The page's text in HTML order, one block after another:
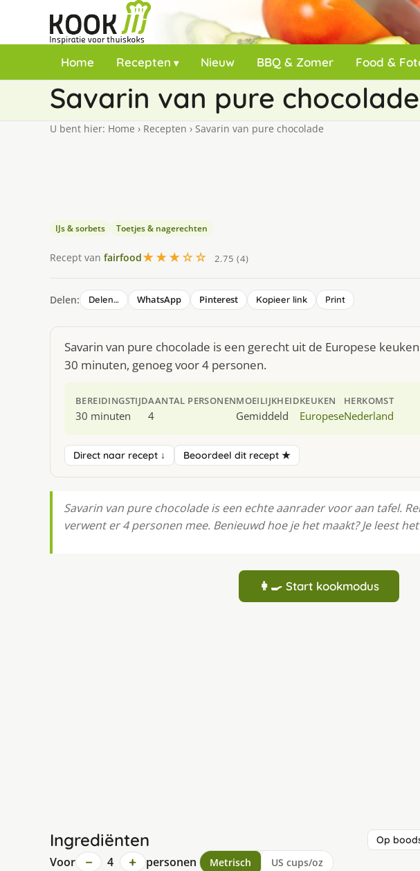
Home Recepten Nieuw BBQ & Zomer Food &
Savarin van pure chocolade
U bent hier: Home › Recepten › Savarin van pure chocolade
IJs & sorbets Toetjes & nagerechten
Recept van fairfood★★★☆☆ 2.75 (4)
Delen: Delen… WhatsApp Pinterest Kopieer link Print
Savarin van pure chocolade is een gerecht uit de Europese
30 minuten, genoeg voor 4 personen.
BEREIDINGSTIJD
30 minuten
AANTAL PERSONEN
4
MOEILIJKHEID
Gemiddeld
KEUKEN
Europese
HERKOMST
Nederland
Direct naar recept ↓ Beoordeel dit recept ★
Savarin van pure chocolade is een echte aanrader voor aan tafel.
verwent er 4 personen mee. Benieuwd hoe je het maakt? Je leest
👩‍🍳 Start kookmodus
Ingrediënten Op
Voor − 4 + personen Metrisch US cups/oz